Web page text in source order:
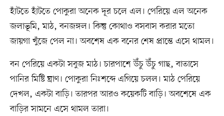
হাঁটতে হাঁটতে পোকুরা অনেক দূর চলে এল। পেরিয়ে এল অনেক
জলাভূমি, মাঠ, বনজঙ্গল। কিন্তু কোথাও বসবাস করার মতো
জায়গা খুঁজে পেল না। অবশেষ এক বনের শেষ প্রান্তে এসে থামল।
বন পেরিয়ে একটা সবুজ মাঠ। চারপাশে উঁচু উঁচু গাছ, বাতাসে
পানির মিষ্টি ঘ্রাণ। পোকুরা নিঃশব্দে এগিয়ে চলল। মাঠ পেরিয়ে
দেখল, একটা বাড়ি। তারপর আরও কয়েকটি বাড়ি। অবশেষে এক
বাড়ির সামনে এসে থামল তারা।